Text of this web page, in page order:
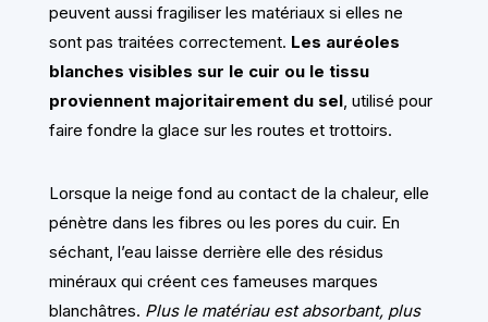
peuvent aussi fragiliser les matériaux si elles ne
sont pas traitées correctement. Les auréoles
blanches visibles sur le cuir ou le tissu
proviennent majoritairement du sel, utilisé pour
faire fondre la glace sur les routes et trottoirs.
Lorsque la neige fond au contact de la chaleur, elle
pénètre dans les fibres ou les pores du cuir. En
séchant, l’eau laisse derrière elle des résidus
minéraux qui créent ces fameuses marques
blanchâtres. Plus le matériau est absorbant, plus